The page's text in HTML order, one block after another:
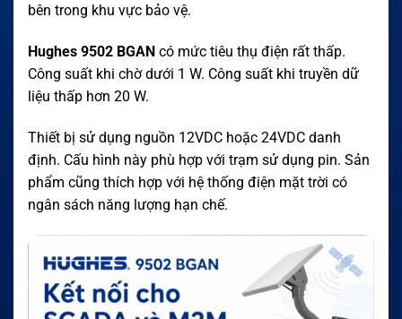
bên trong khu vực bảo vệ.
Hughes 9502 BGAN có mức tiêu thụ điện rất thấp.
Công suất khi chờ dưới 1 W. Công suất khi truyền dữ
liệu thấp hơn 20 W.
Thiết bị sử dụng nguồn 12VDC hoặc 24VDC danh
định. Cấu hình này phù hợp với trạm sử dụng pin. Sản
phẩm cũng thích hợp với hệ thống điện mặt trời có
ngân sách năng lượng hạn chế.